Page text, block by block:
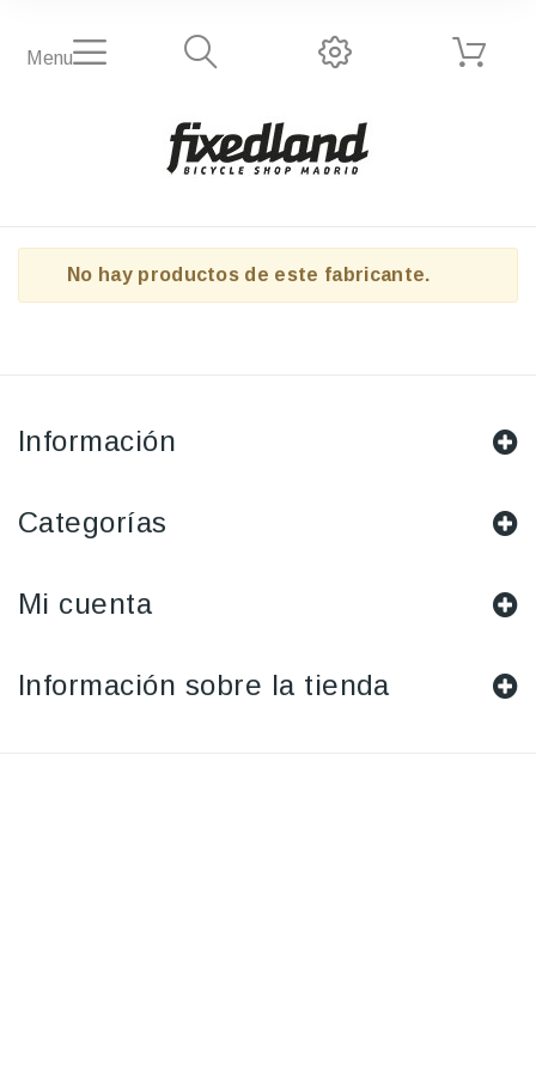
Menu
No hay productos de este fabricante.
Información
Categorías
Mi cuenta
Información sobre la tienda